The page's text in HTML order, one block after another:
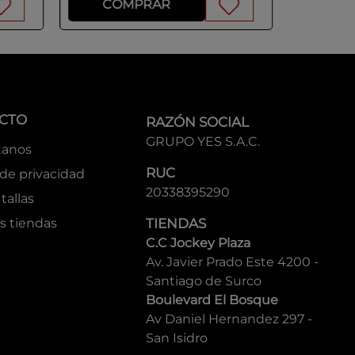
COMPRAR
privacidad
tiendas
RAZÓN SOCIAL
GRUPO YES S.A.C.
RUC
20338395290
TIENDAS
C.C Jockey Plaza
Av. Javier Prado Este 4200 -
Santiago de Surco
Boulevard El Bosque
Av Daniel Hernandez 297 -
San Isidro